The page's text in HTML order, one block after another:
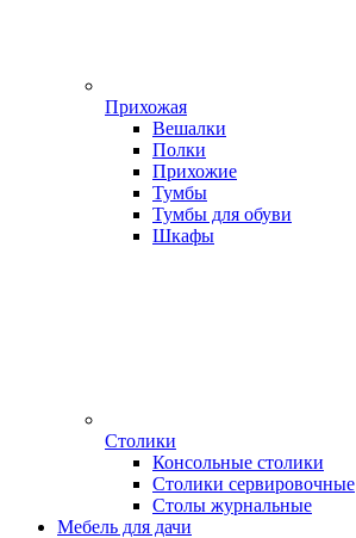
Прихожая
Вешалки
Полки
Прихожие
Тумбы
Тумбы для обуви
Шкафы
Столики
Консольные столики
Столики сервировочные
Столы журнальные
Мебель для дачи